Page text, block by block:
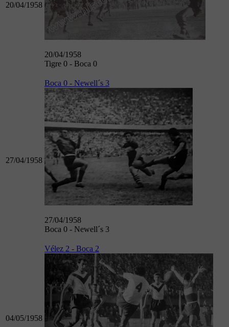
20/04/1958
20/04/1958
Tigre 0 - Boca 0
27/04/1958
Boca 0 - Newell´s 3
27/04/1958
Boca 0 - Newell´s 3
04/05/1958
Vélez 2 - Boca 2